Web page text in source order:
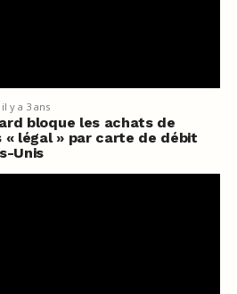
il y a 3 ans
bloque les achats de
« légal » par carte de débit
Unis